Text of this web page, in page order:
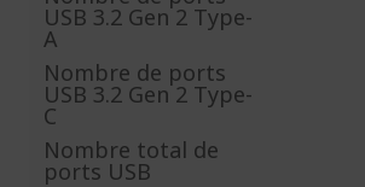
USB 3.2 Gen 2 Type-
A
Nombre de ports
USB 3.2 Gen 2 Type-
C
Nombre total de
ports USB